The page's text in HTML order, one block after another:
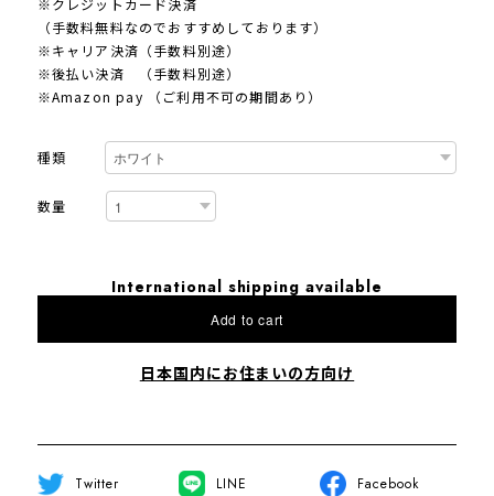
※クレジットカード決済
（手数料無料なのでおすすめしております）
※キャリア決済（手数料別途）
※後払い決済 （手数料別途）
※Amazon pay （ご利用不可の期間あり）
種類
数量
International shipping available
Add to cart
日本国内にお住まいの方向け
Twitter LINE Facebook